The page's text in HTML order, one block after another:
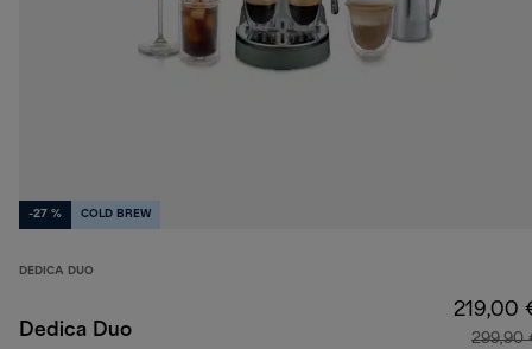
-27 % COLD BREW
DEDICA DUO
Dedica Duo
219,00
299,90